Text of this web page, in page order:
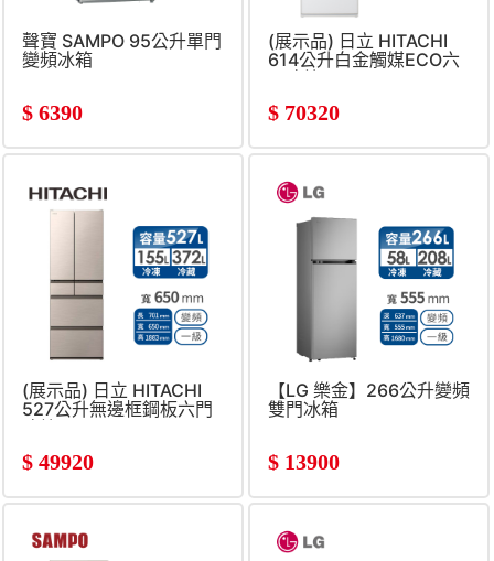
聲寶 SAMPO 95公升單門
變頻冰箱
$ 6390
(展示品) 日立 HITACHI
614公升白金觸媒ECO六
$ 70320
(展示品) 日立 HITACHI
527公升無邊框鋼板六門
$ 49920
【LG 樂金】266公升變頻
雙門冰箱
$ 13900